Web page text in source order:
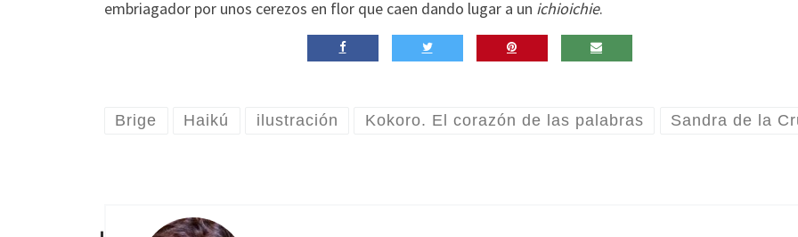
embriagador por unos cerezos en flor que caen dando lugar a un ichioichie.
Brige Haikú ilustración Kokoro. El corazón de las palabras Sandra de la